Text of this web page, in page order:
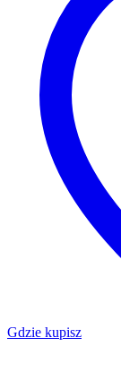
Gdzie kupisz